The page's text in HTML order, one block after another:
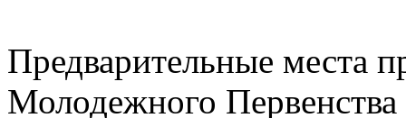
Предварительные места
Молодежного